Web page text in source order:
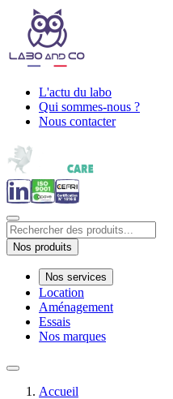
L'actu du labo
Qui sommes-nous ?
Nous contacter
Nos produits
Nos services
Location
Aménagement
Essais
Nos marques
Accueil